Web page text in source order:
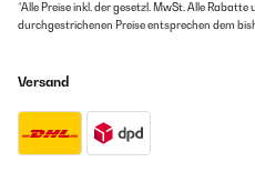
*Alle Preise inkl. der gesetzl. MwSt. Alle
durchgestrichenen Preise entsprechen dem
Versand